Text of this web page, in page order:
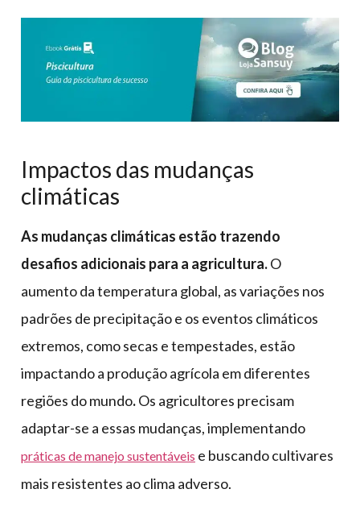
Impactos das mudanças
climáticas
As mudanças climáticas estão trazendo
desafios adicionais para a agricultura.O
aumento da temperatura global, as variações nos
padrões de precipitação e os eventos climáticos
extremos, como secas e tempestades, estão
impactando a produção agrícola em diferentes
regiões do mundo.Os agricultores precisam
adaptar-se a essas mudanças, implementando
práticas de manejo sustentáveis e buscando cultivares
mais resistentes ao clima adverso.